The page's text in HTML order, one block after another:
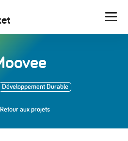
et
Développement Durable
Retour aux projets